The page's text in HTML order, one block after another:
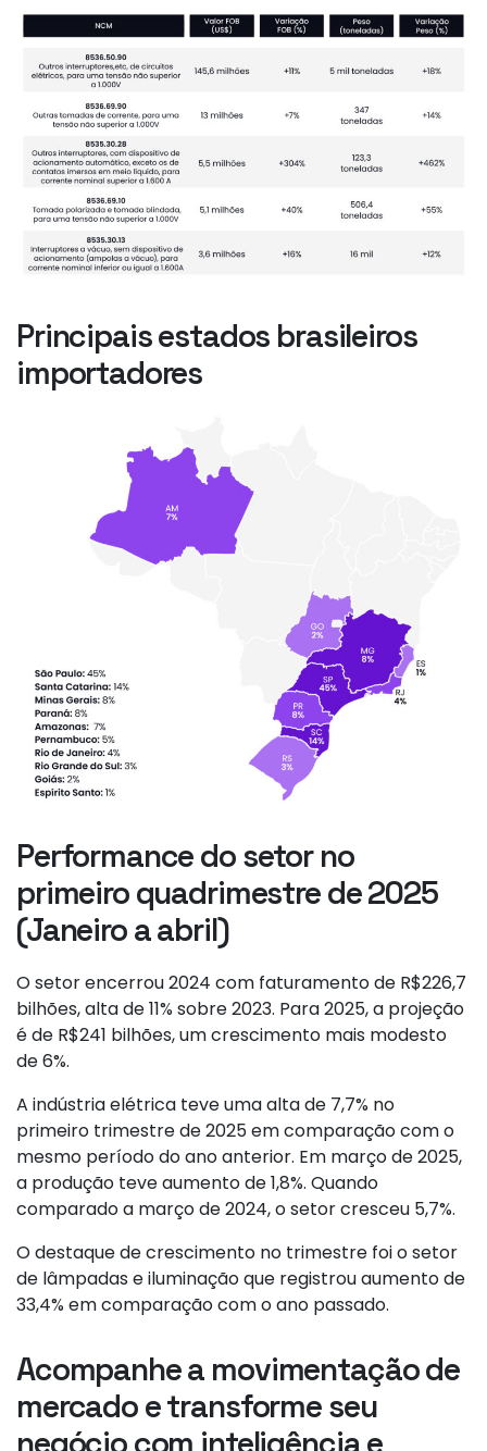
Principais estados brasileiros
importadores
Performance do setor no
primeiro quadrimestre de 2025
(Janeiro a abril)
O setor encerrou 2024 com faturamento de R$226,7
bilhões, alta de 11% sobre 2023. Para 2025, a projeção
é de R$241 bilhões, um crescimento mais modesto
de 6%.
A indústria elétrica teve uma alta de 7,7% no
primeiro trimestre de 2025 em comparação com o
mesmo período do ano anterior. Em março de 2025,
a produção teve aumento de 1,8%. Quando
comparado a março de 2024, o setor cresceu 5,7%.
O destaque de crescimento no trimestre foi o setor
de lâmpadas e iluminação que registrou aumento de
33,4% em comparação com o ano passado.
Acompanhe a movimentação de
mercado e transforme seu